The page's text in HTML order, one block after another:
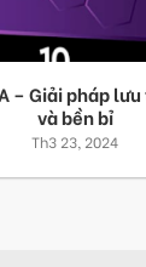
– Giải pháp
và bền bỉ
Th3 23, 2024